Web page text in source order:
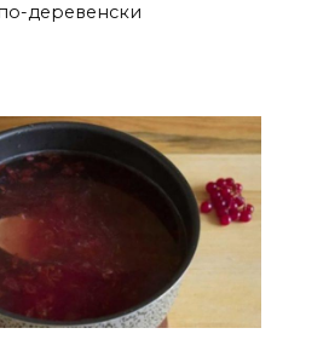
деревенски